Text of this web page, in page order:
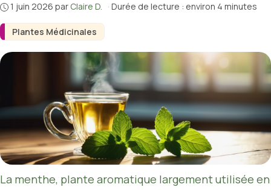
Plantes Médicinales
1 juin 2026 par Claire D. · Durée de lecture : environ 4 minutes
La menthe, plante aromatique largement utilisée en